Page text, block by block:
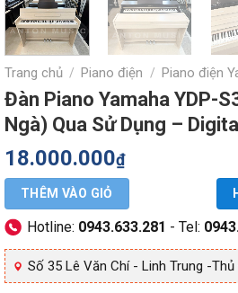
Trang chủ / Piano điện / Piano điện
Đàn Piano Yamaha YDP-
Ngà) Qua Sử Dụng – Digital
18.000.000₫
THÊM VÀO GIỎ
Hotline: 0943.633.281 - Tel:
Số 35 Lê Văn Chí - Linh Trung -